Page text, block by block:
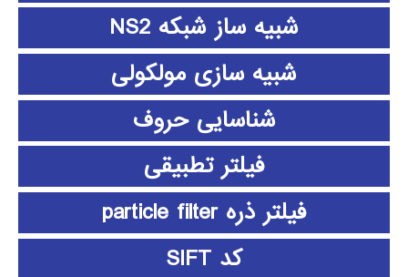
شبیه ساز شبکه NS2
شبیه سازی مولکولی
شناسایی حروف
فیلتر تطبیقی
فیلتر ذره particle filter
کد SIFT